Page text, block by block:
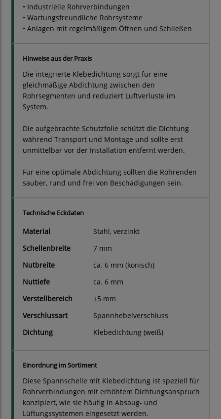
• Industrielle Rohrverbindungen
• Wartungsfreundliche Rohrsysteme
• Anlagen mit regelmäßigem Öffnen und Schließen
Hinweise aus der Praxis
Die integrierte Klebedichtung sorgt für eine
gleichmäßige Abdichtung zwischen den
Rohrsegmenten und reduziert Luftverluste im
System.
Die aufgebrachte Schutzfolie schützt die Dichtung
während Transport und Montage und sollte erst
unmittelbar vor der Installation entfernt werden.
Für eine optimale Abdichtung sollten die Rohrenden
sauber, rund und frei von Beschädigungen sein.
Technische Eckdaten
Material
Stahl, verzinkt
Schellenbreite
7 mm
Nutbreite
ca. 6 mm (konisch)
Nuttiefe
ca. 6 mm
Verstellbereich
±5 mm
Verschlussart
Spannhebelverschluss
Dichtung
Klebedichtung (weiß)
Einordnung im Sortiment
Diese Spannschelle mit Klebedichtung ist speziell für
Rohrverbindungen mit erhöhtem Dichtungsanspruch
konzipiert, wie sie häufig in Absaug- und
Lüftungssystemen eingesetzt werden.